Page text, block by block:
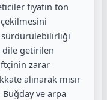
fiyatın ton
çekilmesini
sürdürülebilirliği
dile getirilen
zarar
alınarak mısır
Buğday ve arpa